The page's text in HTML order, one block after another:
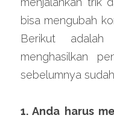
bisa mengubah
Berikut
menghasilkan
sebelumnya
1. Anda harus